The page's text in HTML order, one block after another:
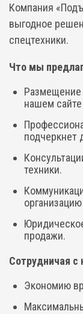
Компания
выгодное
спецтехники.
Что мы
Размещение
нашем
подчеркнет
техники.
продажи.
Сотрудничая с
Экономию